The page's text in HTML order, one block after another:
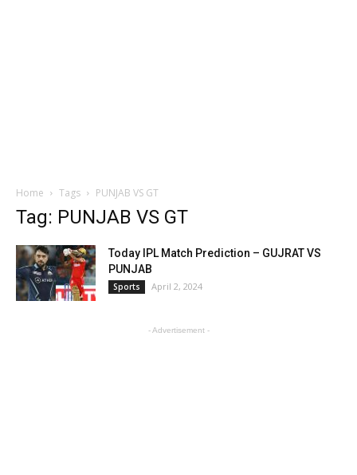
Home Tags PUNJAB VS GT
Tag: PUNJAB VS GT
Today IPL Match Prediction – GUJRAT VS
PUNJAB
Sports April 2, 2024
- Advertisement -